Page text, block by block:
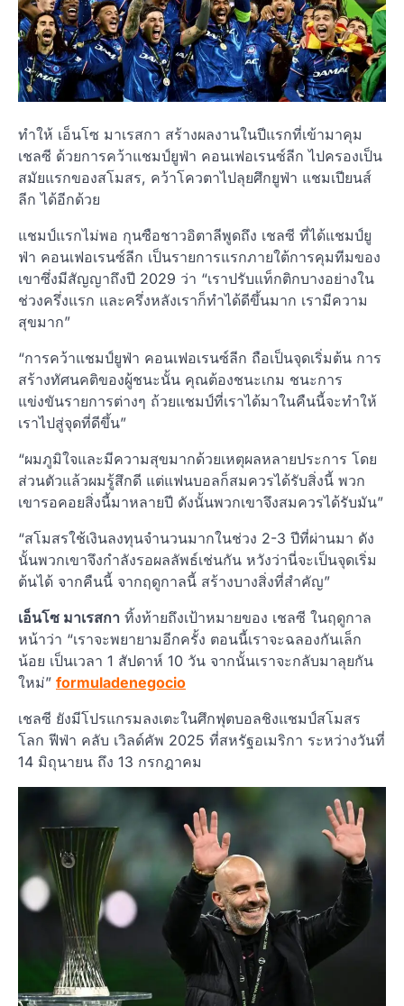
ทำให้ เอ็นโซ มาเรสกา สร้างผลงานในปีแรกที่เข้ามาคุม
เชลซี ด้วยการคว้าแชมป์ยูฟ่า คอนเฟอเรนซ์ลีก ไปครองเป็น
สมัยแรกของสโมสร, คว้าโควตาไปลุยศึกยูฟ่า แชมเปียนส์
ลีก ได้อีกด้วย
แชมป์แรกไม่พอ กุนซือชาวอิตาลีพูดถึง เชลซี ที่ได้แชมป์ยู
ฟ่า คอนเฟอเรนซ์ลีก เป็นรายการแรกภายใต้การคุมทีมของ
เขาซึ่งมีสัญญาถึงปี 2029 ว่า “เราปรับแท็กติกบางอย่างใน
ช่วงครึ่งแรก และครึ่งหลังเราก็ทำได้ดีขึ้นมาก เรามีความ
สุขมาก”
“การคว้าแชมป์ยูฟ่า คอนเฟอเรนซ์ลีก ถือเป็นจุดเริ่มต้น การ
สร้างทัศนคติของผู้ชนะนั้น คุณต้องชนะเกม ชนะการ
แข่งขันรายการต่างๆ ถ้วยแชมป์ที่เราได้มาในคืนนี้จะทำให้
เราไปสู่จุดที่ดีขึ้น”
“ผมภูมิใจและมีความสุขมากด้วยเหตุผลหลายประการ โดย
ส่วนตัวแล้วผมรู้สึกดี แต่แฟนบอลก็สมควรได้รับสิ่งนี้ พวก
เขารอคอยสิ่งนี้มาหลายปี ดังนั้นพวกเขาจึงสมควรได้รับมัน”
“สโมสรใช้เงินลงทุนจำนวนมากในช่วง 2-3 ปีที่ผ่านมา ดัง
นั้นพวกเขาจึงกำลังรอผลลัพธ์เช่นกัน หวังว่านี่จะเป็นจุดเริ่ม
ต้นได้ จากคืนนี้ จากฤดูกาลนี้ สร้างบางสิ่งที่สำคัญ”
เอ็นโซ มาเรสกา ทิ้งท้ายถึงเป้าหมายของ เชลซี ในฤดูกาล
หน้าว่า “เราจะพยายามอีกครั้ง ตอนนี้เราจะฉลองกันเล็ก
น้อย เป็นเวลา 1 สัปดาห์ 10 วัน จากนั้นเราจะกลับมาลุยกัน
ใหม่” formuladenegocio
เชลซี ยังมีโปรแกรมลงเตะในศึกฟุตบอลชิงแชมป์สโมสร
โลก ฟีฟ่า คลับ เวิลด์คัพ 2025 ที่สหรัฐอเมริกา ระหว่างวันที่
14 มิถุนายน ถึง 13 กรกฎาคม